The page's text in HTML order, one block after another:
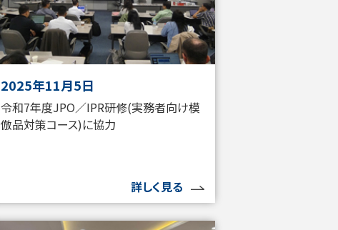
2025年11月5日
令和7年度JPO／IPR研修(実務者向け模
倣品対策コース)に協力
詳しく見る